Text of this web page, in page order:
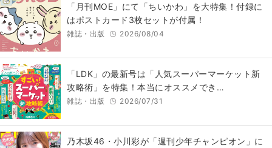
「月刊MOE」にて「ちいかわ」を大特集！付録に
はポストカード3枚セットが付属！
雑誌・出版 2026/08/04
「LDK」の最新号は「人気スーパーマーケット新
攻略術」を特集！本当にオススメでき…
雑誌・出版 2026/07/31
乃木坂46・小川彩が「週刊少年チャンピオン」に